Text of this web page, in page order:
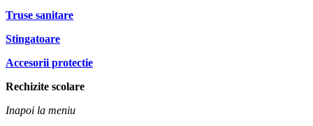
Truse sanitare
Stingatoare
Accesorii protectie
Rechizite scolare
Inapoi la meniu